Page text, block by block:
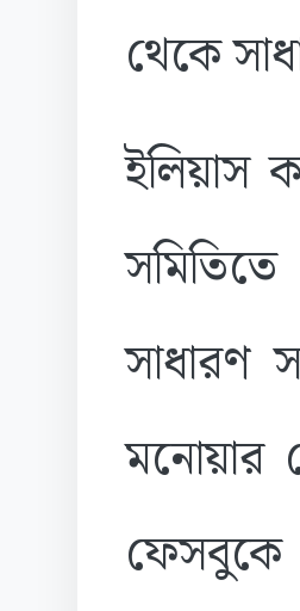
থেকে
ইলিয়াস
সাধারণ
মনোয়ার
ফেসবুকে